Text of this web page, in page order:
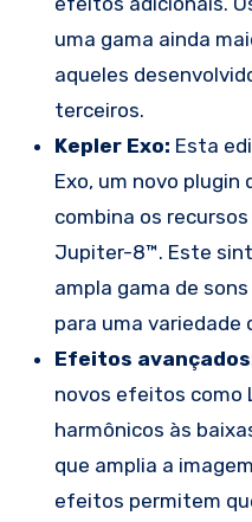
uma gama ainda
aqueles
terceiros.
Kepler Exo: Esta
Exo, um novo
combina os
Jupiter-8™. Este
ampla gama de
para uma variedade
Efeitos
novos efeitos como
harmônicos às
que amplia a
efeitos permitem